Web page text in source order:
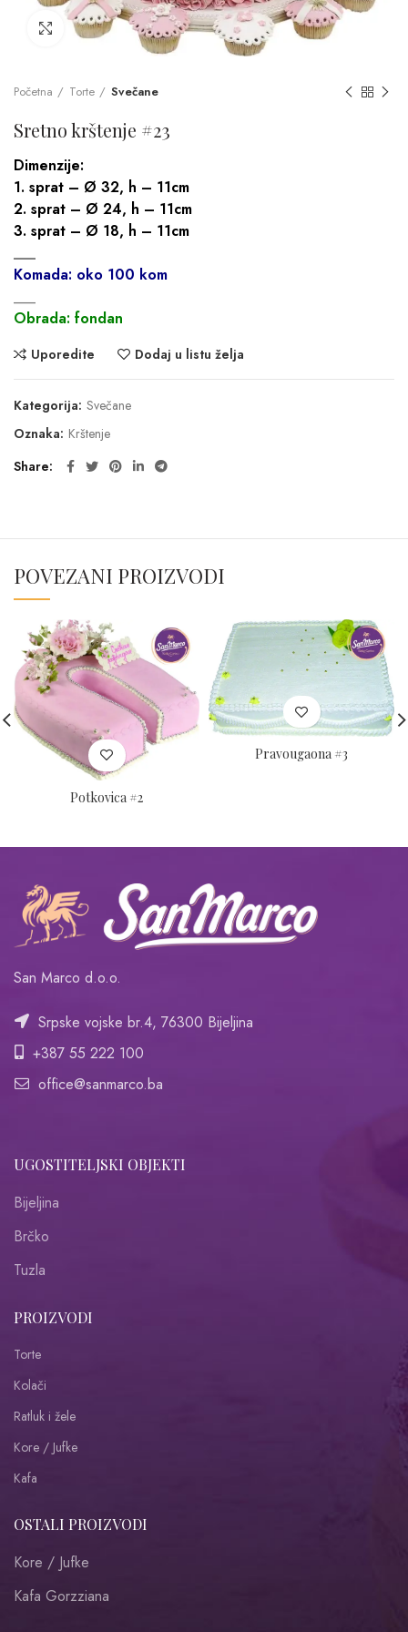
Click to enlarge
Početna Torte Svečane
Sretno krštenje #23
Dimenzije:
1. sprat – Ø 32, h – 11cm
2. sprat – Ø 24, h – 11cm
3. sprat – Ø 18, h – 11cm
___
Komada: oko 100 kom
Obrada: fondan
Uporedite Dodaj u listu želja
Kategorija: Svečane
Oznaka: Krštenje
Share
POVEZANI PROIZVODI
Potkovica #2
Pravougaona #3
San Marco d.o.o.
Srpske vojske br.4, 76300 Bijeljina
+387 55 222 100
office@sanmarco.ba
UGOSTITELJSKI OBJEKTI
Bijeljina
Brčko
Tuzla
PROIZVODI
Torte
Kolači
Ratluk i žele
Kore / Jufke
Kafa
OSTALI PROIZVODI
Kore / Jufke
Kafa Gorzziana